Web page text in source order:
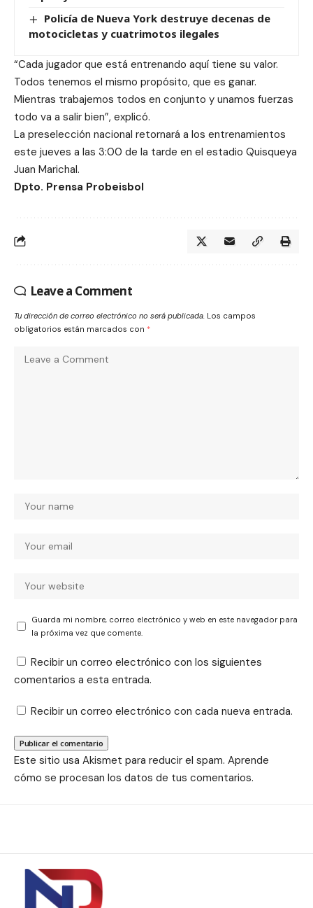
Policía de Nueva York destruye decenas de
motocicletas y cuatrimotos ilegales
“Cada jugador que está entrenando aquí tiene su valor.
Todos tenemos el mismo propósito, que es ganar.
Mientras trabajemos todos en conjunto y unamos fuerzas
todo va a salir bien”, explicó.
La preselección nacional retornará a los entrenamientos
este jueves a las 3:00 de la tarde en el estadio Quisqueya
Juan Marichal.
Dpto. Prensa Probeisbol
Leave a Comment
Tu dirección de correo electrónico no será publicada. Los campos
obligatorios están marcados con *
Guarda mi nombre, correo electrónico y web en este navegador para
la próxima vez que comente.
Recibir un correo electrónico con los siguientes
comentarios a esta entrada.
Recibir un correo electrónico con cada nueva entrada.
Este sitio usa Akismet para reducir el spam. Aprende
cómo se procesan los datos de tus comentarios.